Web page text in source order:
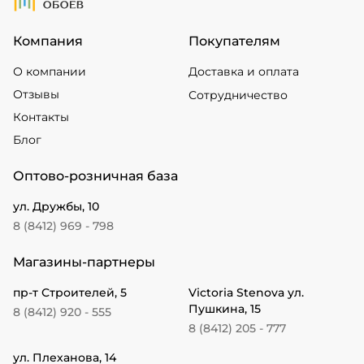
Компания
О компании
Отзывы
Контакты
Блог
Покупателям
Доставка и оплата
Сотрудничество
Оптово-розничная база
ул. Дружбы, 10
8 (8412) 969 - 798
Магазины-партнеры
пр-т Строителей, 5
8 (8412) 920 - 555
Victoria Stenova ул.
Пушкина, 15
8 (8412) 205 - 777
ул. Плеханова, 14